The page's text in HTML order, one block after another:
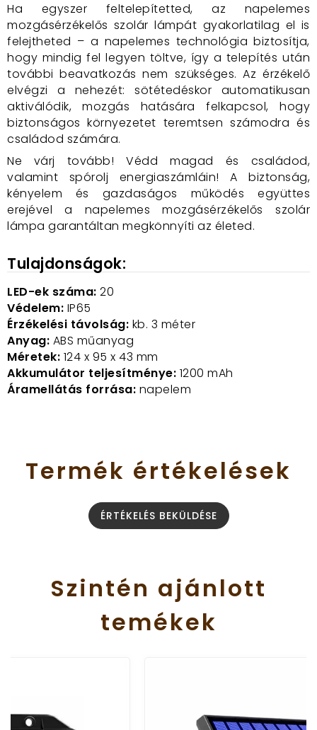
Ha egyszer feltelepítetted, az napelemes
mozgásérzékelős szolár lámpát gyakorlatilag el is
felejtheted – a napelemes technológia biztosítja,
hogy mindig fel legyen töltve, így a telepítés után
további beavatkozás nem szükséges. Az érzékelő
elvégzi a nehezét: sötétedéskor automatikusan
aktiválódik, mozgás hatására felkapcsol, hogy
biztonságos környezetet teremtsen számodra és
családod számára.
Ne várj tovább! Védd magad és családod,
valamint spórolj energiaszámláin! A biztonság,
kényelem és gazdaságos működés együttes
erejével a napelemes mozgásérzékelős szolár
lámpa garantáltan megkönnyíti az életed.
Tulajdonságok:
LED-ek száma: 20
Védelem: IP65
Érzékelési távolság: kb. 3 méter
Anyag: ABS műanyag
Méretek: 124 x 95 x 43 mm
Akkumulátor teljesítménye: 1200 mAh
Áramellátás forrása: napelem
Termék értékelések
ÉRTÉKELÉS BEKÜLDÉSE
Szintén ajánlott
temékek